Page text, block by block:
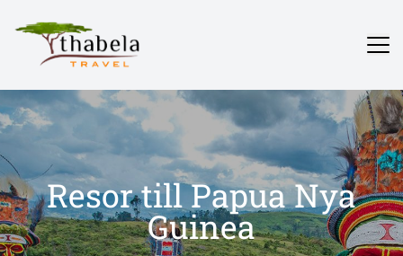
Resor till Papua Nya
Guinea